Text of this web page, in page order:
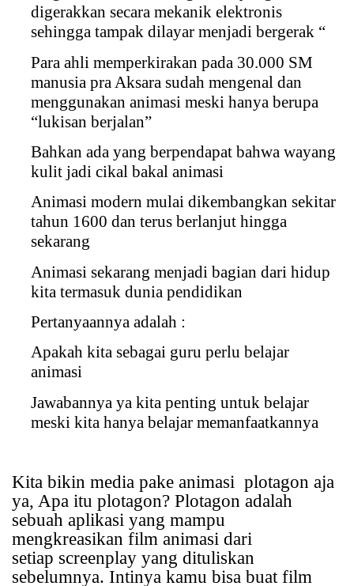
digerakkan secara mekanik elektronis
sehingga tampak dilayar menjadi bergerak “
Para ahli memperkirakan pada 30.000 SM
manusia pra Aksara sudah mengenal dan
menggunakan animasi meski hanya berupa
“lukisan berjalan”
Bahkan ada yang berpendapat bahwa wayang
kulit jadi cikal bakal animasi
Animasi modern mulai dikembangkan sekitar
tahun 1600 dan terus berlanjut hingga
sekarang
Animasi sekarang menjadi bagian dari hidup
kita termasuk dunia pendidikan
Pertanyaannya adalah :
Apakah kita sebagai guru perlu belajar
animasi
Jawabannya ya kita penting untuk belajar
meski kita hanya belajar memanfaatkannya
Kita bikin media pake animasi plotagon aja
ya, Apa itu plotagon? Plotagon adalah
sebuah aplikasi yang mampu
mengkreasikan film animasi dari
setiap screenplay yang dituliskan
sebelumnya. Intinya kamu bisa buat film